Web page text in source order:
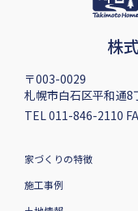
株
〒003-0029
札幌市白石区平和通8
TEL 011-846-2110
家づくりの特徴
施工事例